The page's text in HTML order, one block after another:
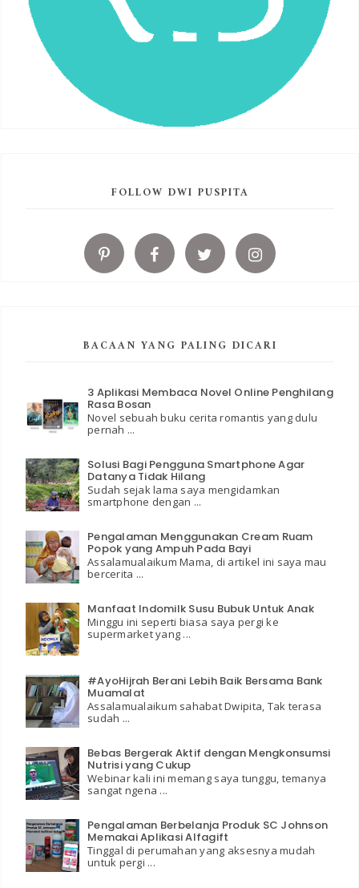
FOLLOW DWI PUSPITA
BACAAN YANG PALING DICARI
3 Aplikasi Membaca Novel Online Penghilang
Rasa Bosan
Novel sebuah buku cerita romantis yang dulu
pernah ...
Solusi Bagi Pengguna Smartphone Agar
Datanya Tidak Hilang
Sudah sejak lama saya mengidamkan
smartphone dengan ...
Pengalaman Menggunakan Cream Ruam
Popok yang Ampuh Pada Bayi
Assalamualaikum Mama, di artikel ini saya mau
bercerita ...
Manfaat Indomilk Susu Bubuk Untuk Anak
Minggu ini seperti biasa saya pergi ke
supermarket yang ...
#AyoHijrah Berani Lebih Baik Bersama Bank
Muamalat
Assalamualaikum sahabat Dwipita, Tak terasa
sudah ...
Bebas Bergerak Aktif dengan Mengkonsumsi
Nutrisi yang Cukup
Webinar kali ini memang saya tunggu, temanya
sangat ngena ...
Pengalaman Berbelanja Produk SC Johnson
Memakai Aplikasi Alfagift
Tinggal di perumahan yang aksesnya mudah
untuk pergi ...